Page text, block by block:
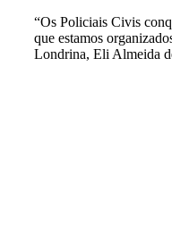
“Os Policiais Civis
que estamos
Londrina, Eli Almeida